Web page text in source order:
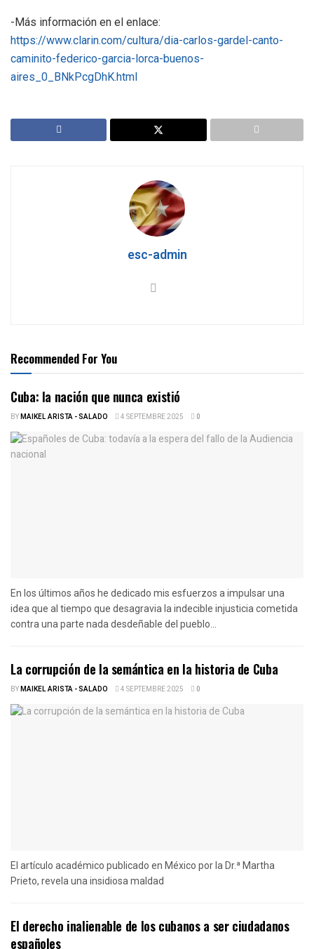
-Más información en el enlace:
https://www.clarin.com/cultura/dia-carlos-gardel-canto-
caminito-federico-garcia-lorca-buenos-
aires_0_BNkPcgDhK.html
esc-admin
Recommended For You
Cuba: la nación que nunca existió
BYMAIKEL ARISTA - SALADO 4 SEPTEMBRE 2025 0
En los últimos años he dedicado mis esfuerzos a impulsar una
idea que al tiempo que desagravia la indecible injusticia cometida
contra una parte nada desdeñable del pueblo...
La corrupción de la semántica en la historia de Cuba
BYMAIKEL ARISTA - SALADO 4 SEPTEMBRE 2025 0
El artículo académico publicado en México por la Dr.ª Martha
Prieto, revela una insidiosa maldad
El derecho inalienable de los cubanos a ser ciudadanos
españoles